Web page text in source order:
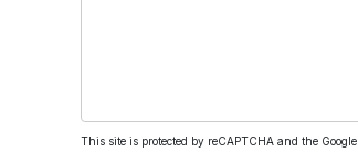
This site is protected by reCAPTCHA and the Google